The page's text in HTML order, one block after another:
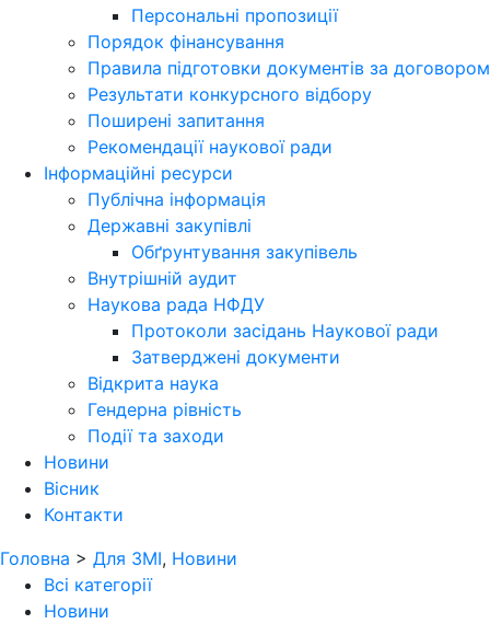
Персональні пропозиції
Порядок фінансування
Правила підготовки документів за договором
Результати конкурсного відбору
Поширені запитання
Рекомендації наукової ради
Інформаційні ресурси
Публічна інформація
Державні закупівлі
Обґрунтування закупівель
Внутрішній аудит
Наукова рада НФДУ
Протоколи засідань Наукової ради
Затверджені документи
Відкрита наука
Гендерна рівність
Події та заходи
Новини
Вісник
Контакти
Головна > Для ЗМІ, Новини
Всі категорії
Новини